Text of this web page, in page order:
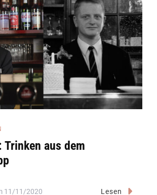
Trinken aus dem
11/11/2020 Lesen